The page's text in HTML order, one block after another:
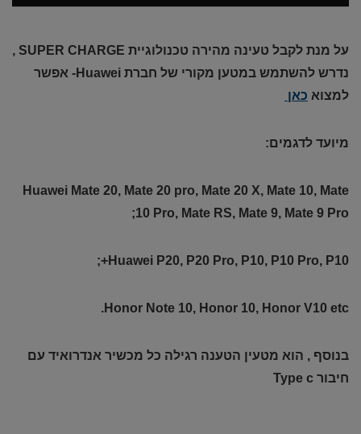
על מנת לקבל טעינה מהירה טכנולוגיית SUPER CHARGE
,
נדרש להשתמש במטען מקורי של חברת Huawei- אפשר
למצוא כאן
מיועד לדגמים:
Huawei Mate 20, Mate 20 pro, Mate 20 X, Mate 10, Mate
10 Pro, Mate RS, Mate 9, Mate 9 Pro;
Huawei P20, P20 Pro, P10, P10 Pro, P10+;
Honor Note 10, Honor 10, Honor V10 etc.
בנוסף , הוא מטעין הטענה רגילה כל מכשיר אנדרואיד עם
חיבור Type c